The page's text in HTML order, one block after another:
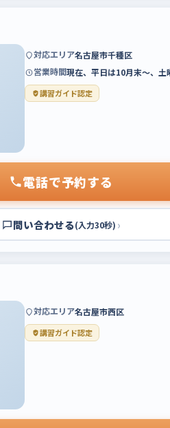
対応エリア名古屋市千種区
営業時間現在、平日は10月末～、
講習ガイド認定
電話で予約する
問い合わせる(入力30秒) ›
対応エリア名古屋市西区
講習ガイド認定